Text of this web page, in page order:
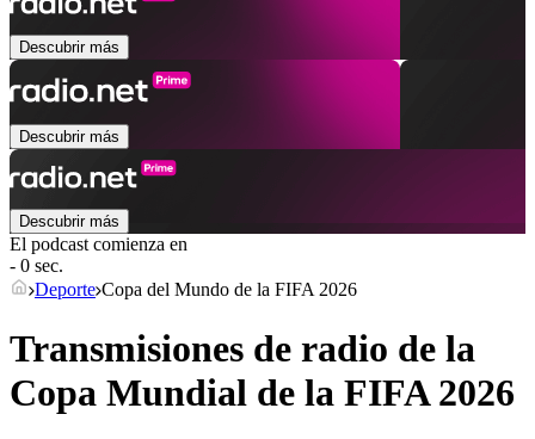
Descubrir más
Descubrir más
Descubrir más
El podcast comienza en
- 0 sec.
Deporte Copa del Mundo de la FIFA 2026
Transmisiones de radio de la
Copa Mundial de la FIFA 2026